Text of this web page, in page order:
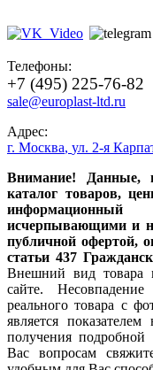
Телефоны:
+7 (495) 225-76-82
sale@europlast-ltd.ru
Адрес:
г. Москва, ул. 2-я
Внимание! Данные,
каталог товаров,
исчерпывающими и
публичной офертой,
статьи 437
Внешний вид товара
сайте.
реального товара с
является
получения
Вас вопросам